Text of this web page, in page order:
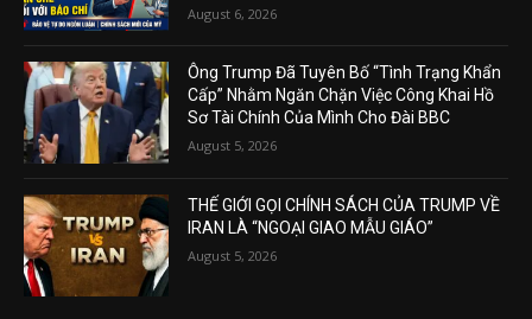
August 6, 2026
Ông Trump Đã Tuyên Bố “Tình Trạng Khẩn
Cấp” Nhằm Ngăn Chặn Việc Công Khai Hồ
Sơ Tài Chính Của Mình Cho Đài BBC
August 5, 2026
THẾ GIỚI GỌI CHÍNH SÁCH CỦA TRUMP VỀ
IRAN LÀ “NGOẠI GIAO MẪU GIÁO”
August 5, 2026